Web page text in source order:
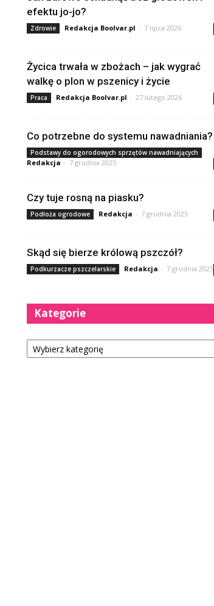
efektu jo-jo?
Zdrowie Redakcja Boolvar.pl - 7 lipca 2026
Życica trwała w zbożach – jak wygrać
walkę o plon w pszenicy i życie
Praca Redakcja Boolvar.pl - 27 lutego 2026
Co potrzebne do systemu nawadniania?
Podstawy do ogorodowych sprzętów nawadniających
Redakcja - 7 grudnia 2025
Czy tuje rosną na piasku?
Podłoża ogrodowe Redakcja - 7 grudnia 2025
Skąd się bierze królową pszczół?
Podkurzacze pszczelarskie Redakcja - 7 grudnia 2025
Kategorie
Kategorie